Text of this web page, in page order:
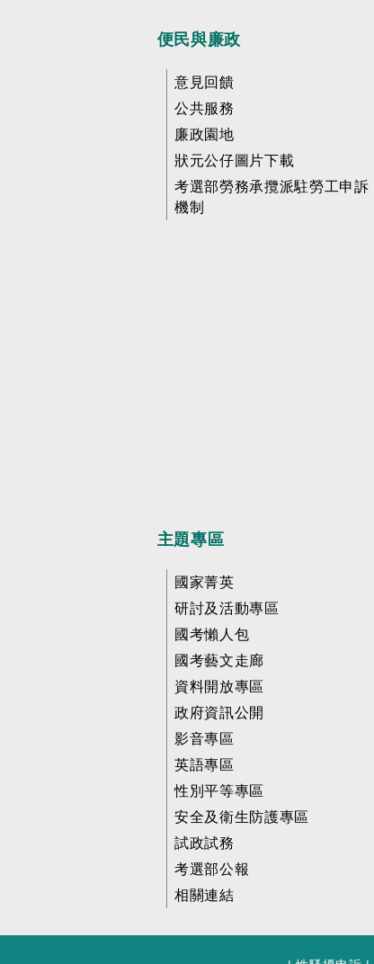
便民與廉政
意見回饋
公共服務
廉政園地
狀元公仔圖片下載
考選部勞務承攬派駐勞工申訴
機制
主題專區
國家菁英
研討及活動專區
國考懶人包
國考藝文走廊
資料開放專區
政府資訊公開
影音專區
英語專區
性別平等專區
安全及衛生防護專區
試政試務
考選部公報
相關連結